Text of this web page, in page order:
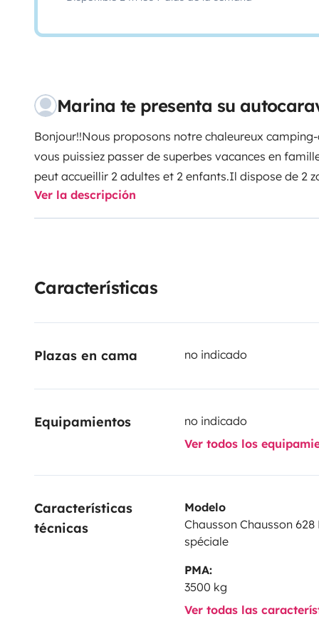
Marina te presenta su
Bonjour!!Nous proposons notre chaleureux
vous puissiez passer de superbes vacances en
peut accueillir 2 adultes et 2 enfants.Il dispose de 2
une porte dont un lit double central 160x190 avec
oreillers selon vos besoins et d'un lit pavillon
automatique. Prises USB
moto ou vélos selon vos choix pouvant porter maxi
et Stéphane
Ver la descripción
Características
Plazas en cama no indicado
Equipamientos
no indicado
Ver todos los
Características
técnicas
Modelo
Chausson Chausson 628
spéciale
PMA:
3500 kg
Ver todas las